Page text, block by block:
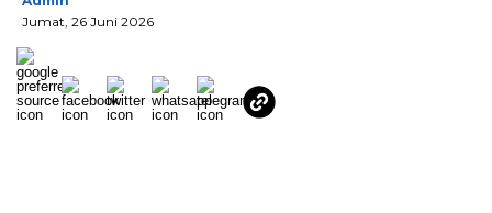
Jumat, 26 Juni 2026